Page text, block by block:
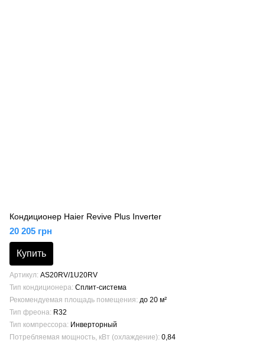
Кондиционер Haier Revive Plus Inverter
20 205 грн
Купить
Артикул AS20RV/1U20RV
Тип кондиционера Сплит-система
Рекомендуемая площадь помещения до 20 м²
Тип фреона R32
Тип компрессора Инверторный
Потребляемая мощность, кВт (охлаждение) 0,84